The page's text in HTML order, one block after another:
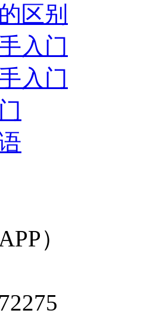
区别
入门
入门
）